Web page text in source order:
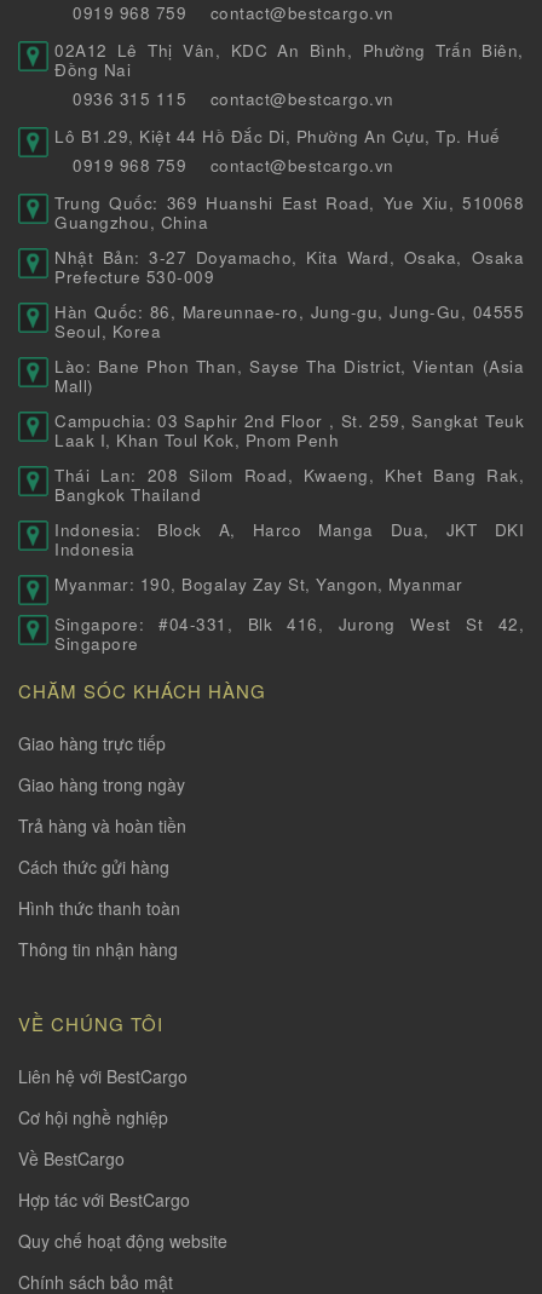
0919 968 759
contact@bestcargo.vn
02A12 Lê Thị Vân, KDC An Bình, Phường Trấn Biên,
Đồng Nai
0936 315 115
contact@bestcargo.vn
Lô B1.29, Kiệt 44 Hồ Đắc Di, Phường An Cựu, Tp. Huế
0919 968 759
contact@bestcargo.vn
Trung Quốc: 369 Huanshi East Road, Yue Xiu, 510068
Guangzhou, China
Nhật Bản: 3-27 Doyamacho, Kita Ward, Osaka, Osaka
Prefecture 530-009
Hàn Quốc: 86, Mareunnae-ro, Jung-gu, Jung-Gu, 04555
Seoul, Korea
Lào: Bane Phon Than, Sayse Tha District, Vientan (Asia
Mall)
Campuchia: 03 Saphir 2nd Floor , St. 259, Sangkat Teuk
Laak I, Khan Toul Kok, Pnom Penh
Thái Lan: 208 Silom Road, Kwaeng, Khet Bang Rak,
Bangkok Thailand
Indonesia: Block A, Harco Manga Dua, JKT DKI
Indonesia
Myanmar: 190, Bogalay Zay St, Yangon, Myanmar
Singapore: #04-331, Blk 416, Jurong West St 42,
Singapore
CHĂM SÓC KHÁCH HÀNG
Giao hàng trực tiếp
Giao hàng trong ngày
Trả hàng và hoàn tiền
Cách thức gửi hàng
Hình thức thanh toàn
Thông tin nhận hàng
VỀ CHÚNG TÔI
Liên hệ với BestCargo
Cơ hội nghề nghiệp
Về BestCargo
Hợp tác với BestCargo
Quy chế hoạt động website
Chính sách bảo mật